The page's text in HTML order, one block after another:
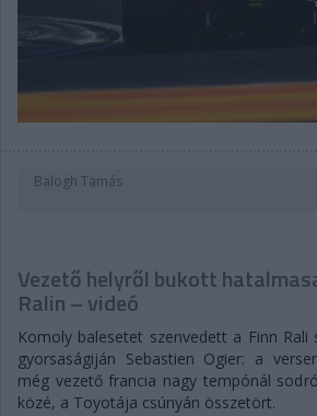
Balogh Tamás
Vezető helyről bukott
Ralin – videó
Komoly balesetet szenvedett a Finn
gyorsaságiján Sebastien Ogier: a
még vezető francia nagy tempónál
közé, a Toyotája csúnyán összetört.